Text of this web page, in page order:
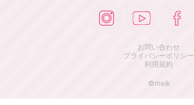
お問い合わせ
プライバシーポリシー
利用規約
©meik